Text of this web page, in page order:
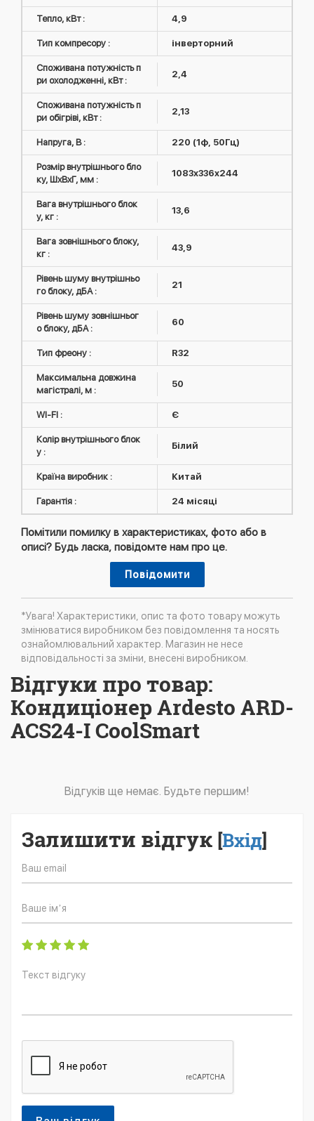
Тепло, кВт : 4,9
Тип компресору : інверторний
Споживана потужність п
ри охолодженні, кВт :
2,4
Споживана потужність п
ри обігріві, кВт :
2,13
Напруга, В : 220 (1ф, 50Гц)
Розмір внутрішнього бло
ку, ШxВxГ, мм :
1083x336x244
Вага внутрішнього блок
у, кг :
13,6
Вага зовнішнього блоку,
кг :
43,9
Рівень шуму внутрішньо
го блоку, дБА :
21
Рівень шуму зовнішньог
о блоку, дБА :
60
Тип фреону : R32
Максимальна довжина
магістралі, м :
50
WI-FI : Є
Колір внутрішнього блок
у :
Білий
Країна виробник : Китай
Гарантія : 24 місяці
Помітили помилку в характеристиках, фото або в
описі? Будь ласка, повідомте нам про це.
Повідомити
*Увага! Характеристики, опис та фото товару можуть
змінюватися виробником без повідомлення та носять
ознайомлювальний характер. Магазин не несе
відповідальності за зміни, внесені виробником.
Відгуки про товар:
Кондиціонер Ardesto ARD-
ACS24-I CoolSmart
Відгуків ще немає. Будьте першим!
Залишити відгук [Вхід]